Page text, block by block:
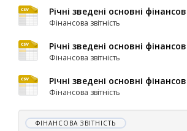
Річні зведені основні
Фінансова звітність
Річні зведені основні
Фінансова звітність
Річні зведені основні
Фінансова звітність
ФІНАНСОВА ЗВІТНІСТЬ